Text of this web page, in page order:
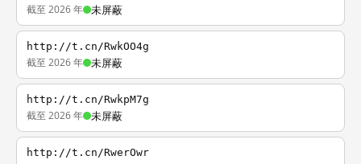
截至 2026 年 未屏蔽
http://t.cn/RwkOO4g
截至 2026 年 未屏蔽
http://t.cn/RwkpM7g
截至 2026 年 未屏蔽
http://t.cn/RwerOwr